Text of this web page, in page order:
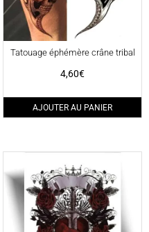
Tatouage éphémère crâne tribal
4,60€
AJOUTER AU PANIER